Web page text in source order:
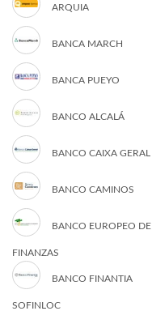
ARQUIA
BANCA MARCH
BANCA PUEYO
BANCO ALCALÁ
BANCO CAIXA GERAL
BANCO CAMINOS
BANCO EUROPEO DE
FINANZAS
BANCO FINANTIA
SOFINLOC